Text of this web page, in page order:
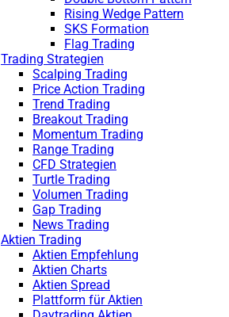
Rising Wedge Pattern
SKS Formation
Flag Trading
Trading Strategien
Scalping Trading
Price Action Trading
Trend Trading
Breakout Trading
Momentum Trading
Range Trading
CFD Strategien
Turtle Trading
Volumen Trading
Gap Trading
News Trading
Aktien Trading
Aktien Empfehlung
Aktien Charts
Aktien Spread
Plattform für Aktien